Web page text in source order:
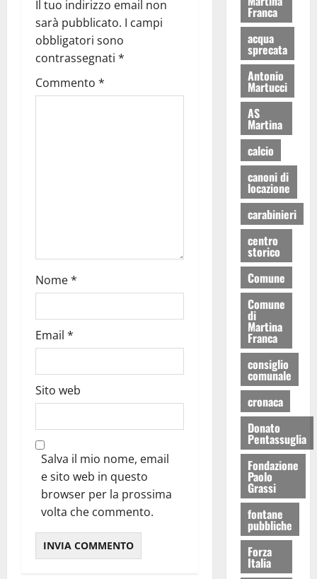
Il tuo indirizzo email non
sarà pubblicato. I campi
obbligatori sono
contrassegnati *
Commento *
Nome*
Email *
Sito web
Salva il mio nome, email
e sito web in questo
browser per la prossima
volta che commento.
Franca
acqua
sprecata
Antonio
Martucci
AS
Martina
calcio
canoni di
locazione
carabinieri
centro
storico
Comune
Comune
di
Martina
Franca
consiglio
comunale
cronaca
Donato
Pentassuglia
Fondazione
Paolo
Grassi
fontane
pubbliche
Forza
Italia